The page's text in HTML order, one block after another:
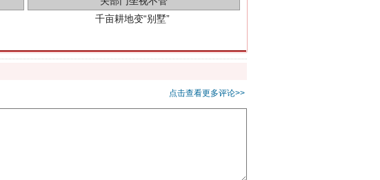
别拿“量子”当幌子
点击查看更多评论>>